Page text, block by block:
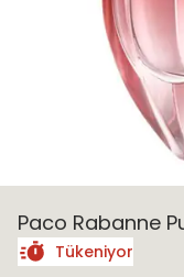
Paco Rabanne
Tükeniyor